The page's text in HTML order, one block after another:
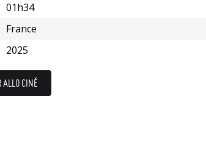
01h34
France
2025
ALLO CINÉ